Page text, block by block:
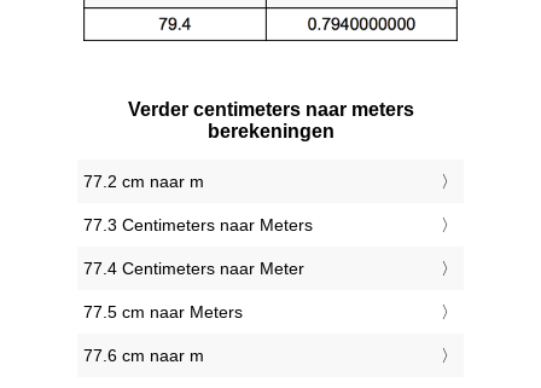
Verder centimeters naar meters
berekeningen
77.2 cm naar m
77.3 Centimeters naar Meters
77.4 Centimeters naar Meter
77.5 cm naar Meters
77.6 cm naar m